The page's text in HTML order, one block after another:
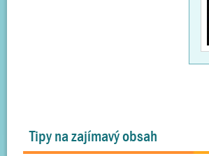
Tipy na zajímavý obsah